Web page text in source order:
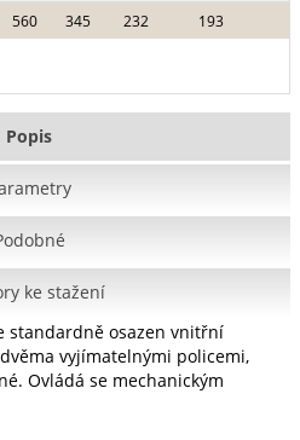
560 345 232 193
Popis
ke stažení
standardně osazen vnitřní
vyjímatelnými policemi,
Ovládá se mechanickým